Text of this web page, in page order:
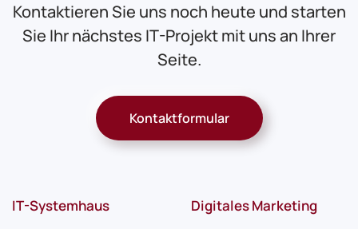
Kontaktieren Sie uns noch heute und starten
Sie Ihr nächstes IT-Projekt mit uns an Ihrer
Seite.
Kontaktformular
IT-Systemhaus Digitales Marketing